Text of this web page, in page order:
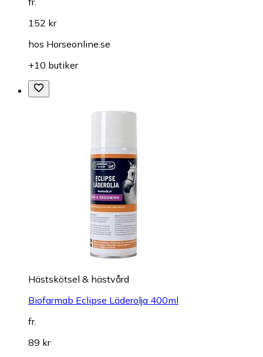
152 kr
hos Horseonline.se
+10 butiker
Hästskötsel & hästvård
Biofarmab Eclipse Läderolja 400ml
fr.
89 kr